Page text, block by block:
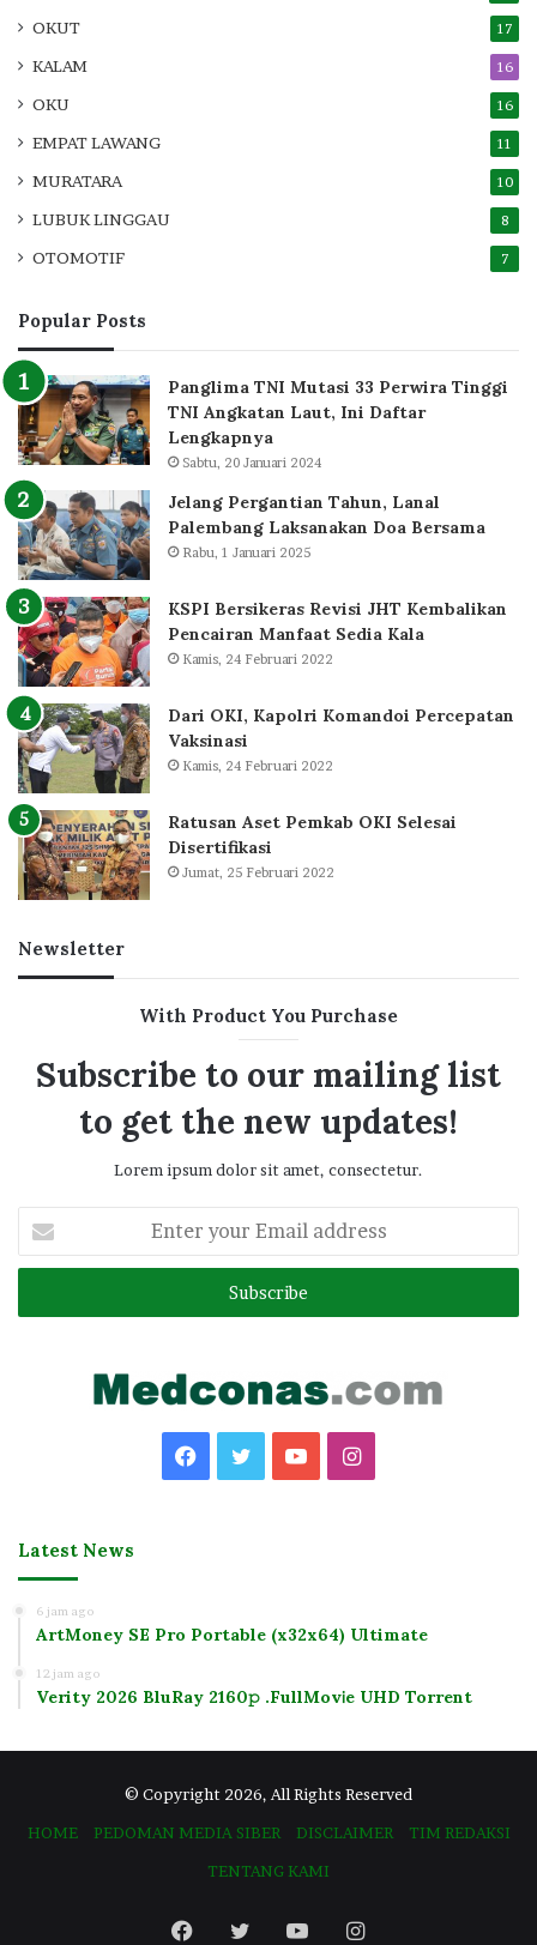
OKUT 17
KALAM 16
OKU 16
EMPAT LAWANG 11
MURATARA 10
LUBUK LINGGAU 8
OTOMOTIF 7
Popular Posts
Panglima TNI Mutasi 33 Perwira Tinggi
TNI Angkatan Laut, Ini Daftar
Lengkapnya
Sabtu, 20 Januari 2024
Jelang Pergantian Tahun, Lanal
Palembang Laksanakan Doa Bersama
Rabu, 1 Januari 2025
KSPI Bersikeras Revisi JHT Kembalikan
Pencairan Manfaat Sedia Kala
Kamis, 24 Februari 2022
Dari OKI, Kapolri Komandoi Percepatan
Vaksinasi
Kamis, 24 Februari 2022
Ratusan Aset Pemkab OKI Selesai
Disertifikasi
Jumat, 25 Februari 2022
Newsletter
With Product You Purchase
Subscribe to our mailing list
to get the new updates!
Lorem ipsum dolor sit amet, consectetur.
your
Email
Facebook
TwitterYouTubeInstagram
Latest News
6 jam ago
ArtMoney SE Pro Portable (x32x64) Ultimate
12 jam ago
Verity 2026 BluRay 2160𝚙 .FullMov𝗂e UHD Torrent
© Copyright 2026, All Rights Reserved
HOME
PEDOMAN MEDIA SIBER DISCLAIMER
TIM REDAKSI
TENTANG KAMI
Facebook
TwitterYouTubeInstagram